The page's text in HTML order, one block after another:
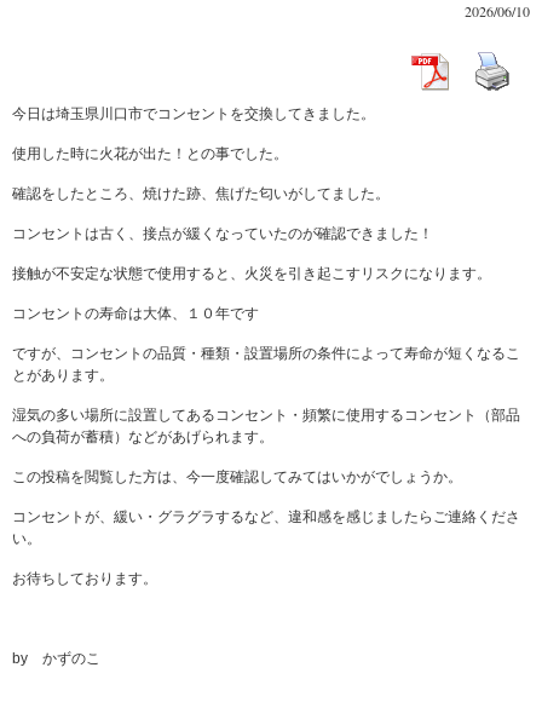
2026/06/10
今日は埼玉県川口市でコンセントを交換してきました。
使用した時に火花が出た！との事でした。
確認をしたところ、焼けた跡、焦げた匂いがしてました。
コンセントは古く、接点が緩くなっていたのが確認できました！
接触が不安定な状態で使用すると、火災を引き起こすリスクになります。
コンセントの寿命は大体、１０年です
ですが、コンセントの品質・種類・設置場所の条件によって寿命が短くなるこ
とがあります。
湿気の多い場所に設置してあるコンセント・頻繁に使用するコンセント（部品
への負荷が蓄積）などがあげられます。
この投稿を閲覧した方は、今一度確認してみてはいかがでしょうか。
コンセントが、緩い・グラグラするなど、違和感を感じましたらご連絡くださ
い。
お待ちしております。
by かずのこ